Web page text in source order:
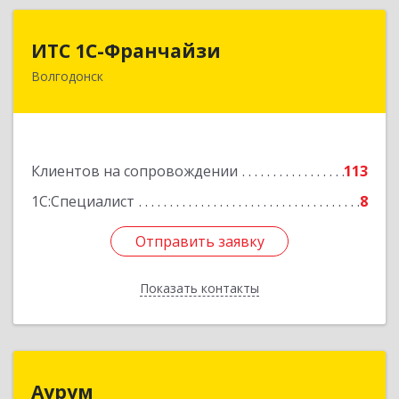
ИТС 1С-Франчайзи
Волгодонск
Клиентов на сопровождении
113
1С:Специалист
8
Отправить заявку
Показать контакты
ИТС 1С-Франчайзи
347380, Ростовская обл, Волгодонск г, Гагарина
Отправить заявку
Назад
Аурум